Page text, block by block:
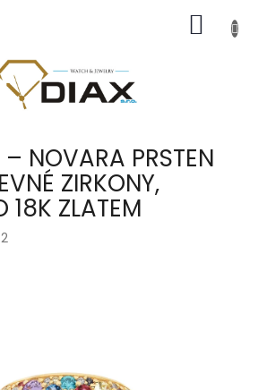
KOŠÍK
NOVARA PRSTEN
ZIRKONY,
18K ZLATEM